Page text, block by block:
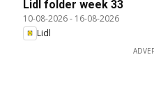
Lidl folder week 33
10-08-2026- 16-08-2026
Lidl